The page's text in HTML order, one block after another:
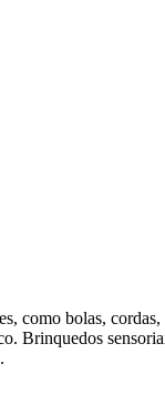
como bolas,
Brinquedos